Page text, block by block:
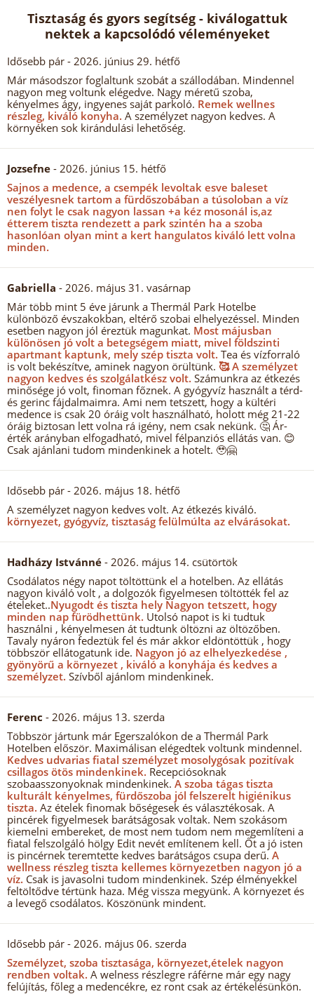
Tisztaság és gyors segítség - kiválogattuk
nektek a kapcsolódó véleményeket
Idősebb pár - 2026. június 29. hétfő
Már másodszor foglaltunk szobát a szállodában. Mindennel
nagyon meg voltunk elégedve. Nagy méretű szoba,
kényelmes ágy, ingyenes saját parkoló. Remek wellnes
részleg, kiváló konyha. A személyzet nagyon kedves. A
környéken sok kirándulási lehetőség.
Jozsefne - 2026. június 15. hétfő
Sajnos a medence, a csempék levoltak esve baleset
veszélyesnek tartom a fürdőszobában a túsoloban a víz
nen folyt le csak nagyon lassan +a kéz mosonál is,az
étterem tiszta rendezett a park szintén ha a szoba
hasonlóan olyan mint a kert hangulatos kiváló lett volna
minden.
Gabriella - 2026. május 31. vasárnap
Már több mint 5 éve járunk a Thermál Park Hotelbe
különböző évszakokban, eltérő szobai elhelyezéssel. Minden
esetben nagyon jól éreztük magunkat. Most májusban
különösen jó volt a betegségem miatt, mivel földszinti
apartmant kaptunk, mely szép tiszta volt. Tea és vízforraló
is volt bekészítve, aminek nagyon örültünk. 🥰 A személyzet
nagyon kedves és szolgálatkész volt. Számunkra az étkezés
minősége jó volt, finoman főznek. A gyógyvíz használt a térd-
és gerinc fájdalmaimra. Ami nem tetszett, hogy a kültéri
medence is csak 20 óráig volt használható, holott még 21-22
óráig biztosan lett volna rá igény, nem csak nekünk. 🤔 Ár-
érték arányban elfogadható, mivel félpanziós ellátás van. 😊
Csak ajánlani tudom mindenkinek a hotelt. 🥹🤗
Idősebb pár - 2026. május 18. hétfő
A személyzet nagyon kedves volt. Az étkezés kiváló.
környezet, gyógyvíz, tisztaság felülmúlta az elvárásokat.
Hadházy Istvánné - 2026. május 14. csütörtök
Csodálatos négy napot töltöttünk el a hotelben. Az ellátás
nagyon kiváló volt , a dolgozók figyelmesen töltötték fel az
ételeket..Nyugodt és tiszta hely Nagyon tetszett, hogy
minden nap fürödhettünk. Utolsó napot is ki tudtuk
használni , kényelmesen át tudtunk öltözni az öltözőben.
Tavaly nyáron fedeztük fel és már akkor eldöntöttük , hogy
többször ellátogatunk ide. Nagyon jó az elhelyezkedése ,
gyönyörű a környezet , kiváló a konyhája és kedves a
személyzet. Szívből ajánlom mindenkinek.
Ferenc - 2026. május 13. szerda
Többször jártunk már Egerszalókon de a Thermál Park
Hotelben először. Maximálisan elégedtek voltunk mindennel.
Kedves udvarias fiatal személyzet mosolygósak pozitívak
csillagos ötös mindenkinek. Recepciósoknak
szobaasszonyoknak mindenkinek. A szoba tágas tiszta
kulturált kényelmes, fürdőszoba jól felszerelt higiénikus
tiszta. Az ételek finomak bőségesek és választékosak. A
pincérek figyelmesek barátságosak voltak. Nem szokásom
kiemelni embereket, de most nem tudom nem megemlíteni a
fiatal felszolgáló hölgy Edit nevét említenem kell. Őt a jó isten
is pincérnek teremtette kedves barátságos csupa derű. A
wellness részleg tiszta kellemes környezetben nagyon jó a
víz. Csak is javasolni tudom mindenkinek. Szép élményekkel
feltöltődve tértünk haza. Még vissza megyünk. A környezet és
a levegő csodálatos. Köszönünk mindent.
Idősebb pár - 2026. május 06. szerda
Személyzet, szoba tisztasága, környezet,ételek nagyon
rendben voltak. A welness részlegre ráférne már egy nagy
felújítás, főleg a medencékre, ez ront csak az értékelésünkön.